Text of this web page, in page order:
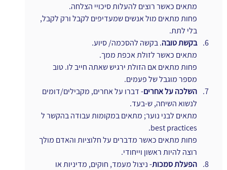
מתאים כאשר רוצים להעלות סיכויי הצלחה.
פחות מתאים מול אנשים שמעדיפים לקבל ורק לקבל,
בלי לתת.
בקשת טובה. בקשה להסכמה/ סיוע.
מתאים כאשר לזולת אכפת ממך.
פחות מתאים אם הזולת ירגיש שאתה חייב לו. טוב
מספר מוגבל של פעמים.
השלכה על אחרים- דברו על אחרים, מקבילים/דומים
לנשוא השיחה, ש-בעד.
מתאים לבני נוער; מתאים במקומות עבודה בהקשר ל
best practices.
פחות מתאים כאשר מדברים על חלוציות והאדם מולך
רוצה להיות ראשון וייחודי.
הפעלת סמכות- ניצול מעמד, חוקים, מדיניות או